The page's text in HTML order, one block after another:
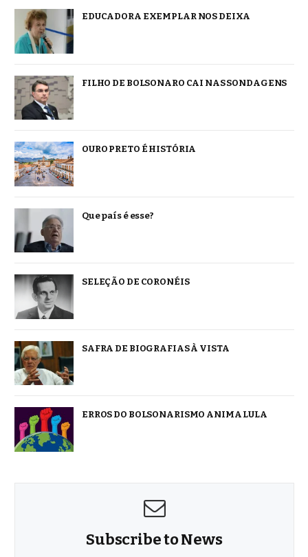
EDUCADORA EXEMPLAR NOS DEIXA
FILHO DE BOLSONARO CAI NAS SONDAGENS
OURO PRETO É HISTÓRIA
Que país é esse?
SELEÇÃO DE CORONÉIS
SAFRA DE BIOGRAFIAS À VISTA
ERROS DO BOLSONARISMO ANIMA LULA
Subscribe to News